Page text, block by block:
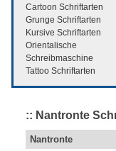
Cartoon Schriftarten
Grunge Schriftarten
Kursive Schriftarten
Orientalische
Schreibmaschine
Tattoo Schriftarten
:: Nantronte
Nantronte